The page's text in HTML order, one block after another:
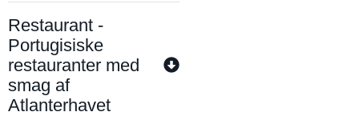
Restaurant -
Portugisiske
restauranter med
smag af
Atlanterhavet